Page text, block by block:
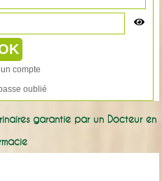
compte
oublié
garantie par un Docteur en